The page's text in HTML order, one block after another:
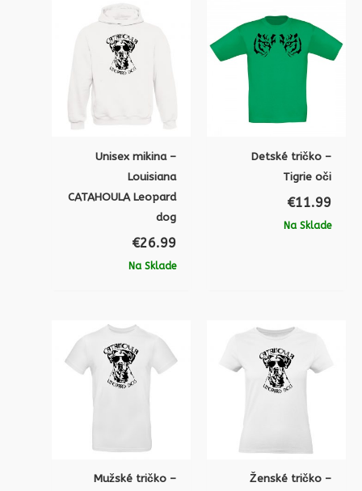
Unisex mikina –
Louisiana
CATAHOULA Leopard
dog
€26.99
Na Sklade
Detské tričko –
Tigrie oči
€11.99
Na Sklade
Mužské tričko –
Ženské tričko –